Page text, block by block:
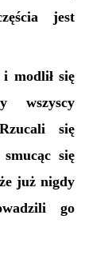
jest
i modlił się
wszyscy
się
się
już nigdy
go